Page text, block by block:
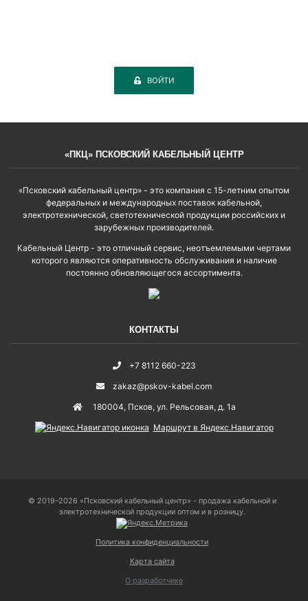
ВОЙТИ
«ПКЦ» ПСКОВСКИЙ КАБЕЛЬНЫЙ ЦЕНТР
«Псковский кабельный центр» - это компания с 15-летним опытом
федеральных и международных поставок кабельной,
электротехнической, светотехнической продукции российских и
зарубежных производителей.
Кабельный Центр - это отличный сервис, неотъемлемыми чертами
которого являются оперативность обслуживания и наличие
постоянно обновляющегося ассортимента.
КОНТАКТЫ
+7 8112 660-223
zakaz@pskov-kabel.com
180004, Псков, ул. Рельсовая, д. 1а
Маршрут в Яндекс.Навигатор
© 2019–2026 «Псковский кабельный центр» - продажа кабельной и
электротехнической продукции оптом и в розницу.
Политика конфиденциальности
Карта сайта
О разработчике